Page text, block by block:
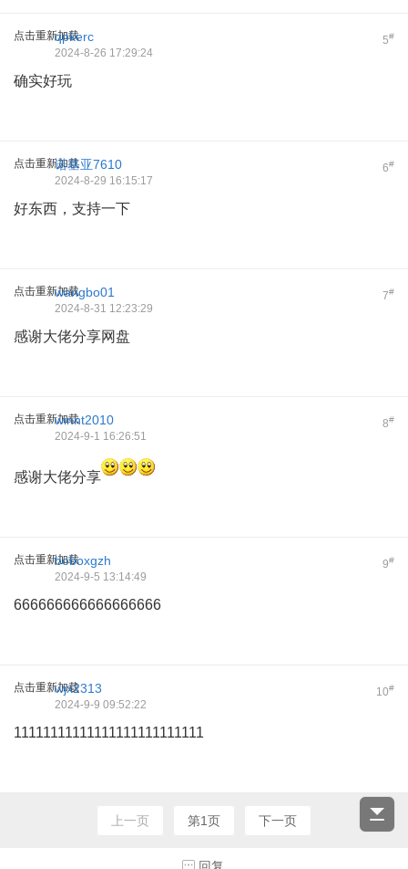
点击重新加载 5#
qpkerc
2024-8-26 17:29:24
确实好玩
点击重新加载 6#
诺基亚7610
2024-8-29 16:15:17
好东西，支持一下
点击重新加载 7#
wangbo01
2024-8-31 12:23:29
感谢大佬分享网盘
点击重新加载 8#
winnt2010
2024-9-1 16:26:51
感谢大佬分享
点击重新加载 9#
boboxgzh
2024-9-5 13:14:49
666666666666666666
点击重新加载 10#
wjx2313
2024-9-9 09:52:22
11111111111111111111111111
上一页 第1页 下一页